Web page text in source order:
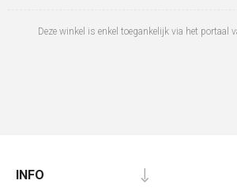
Deze winkel is enkel toegankelijk via het portaal
INFO